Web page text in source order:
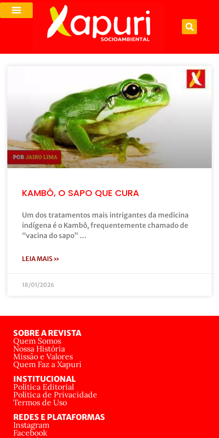
KAMBÔ, O SAPO QUE CURA
Um dos tratamentos mais intrigantes da medicina
indígena é o Kambô, frequentemente chamado de
“vacina do sapo” …
LEIA MAIS »
18/01/2026
SOBRE A REVISTA
Quem Somos
Nossa História
Missão e Valores
Quem Faz a Xapuri
INSTITUCIONAL
Política Editorial
Política de Privacidade
Termos de Uso
REDES E PLATAFORMAS
Instagram
Facebook